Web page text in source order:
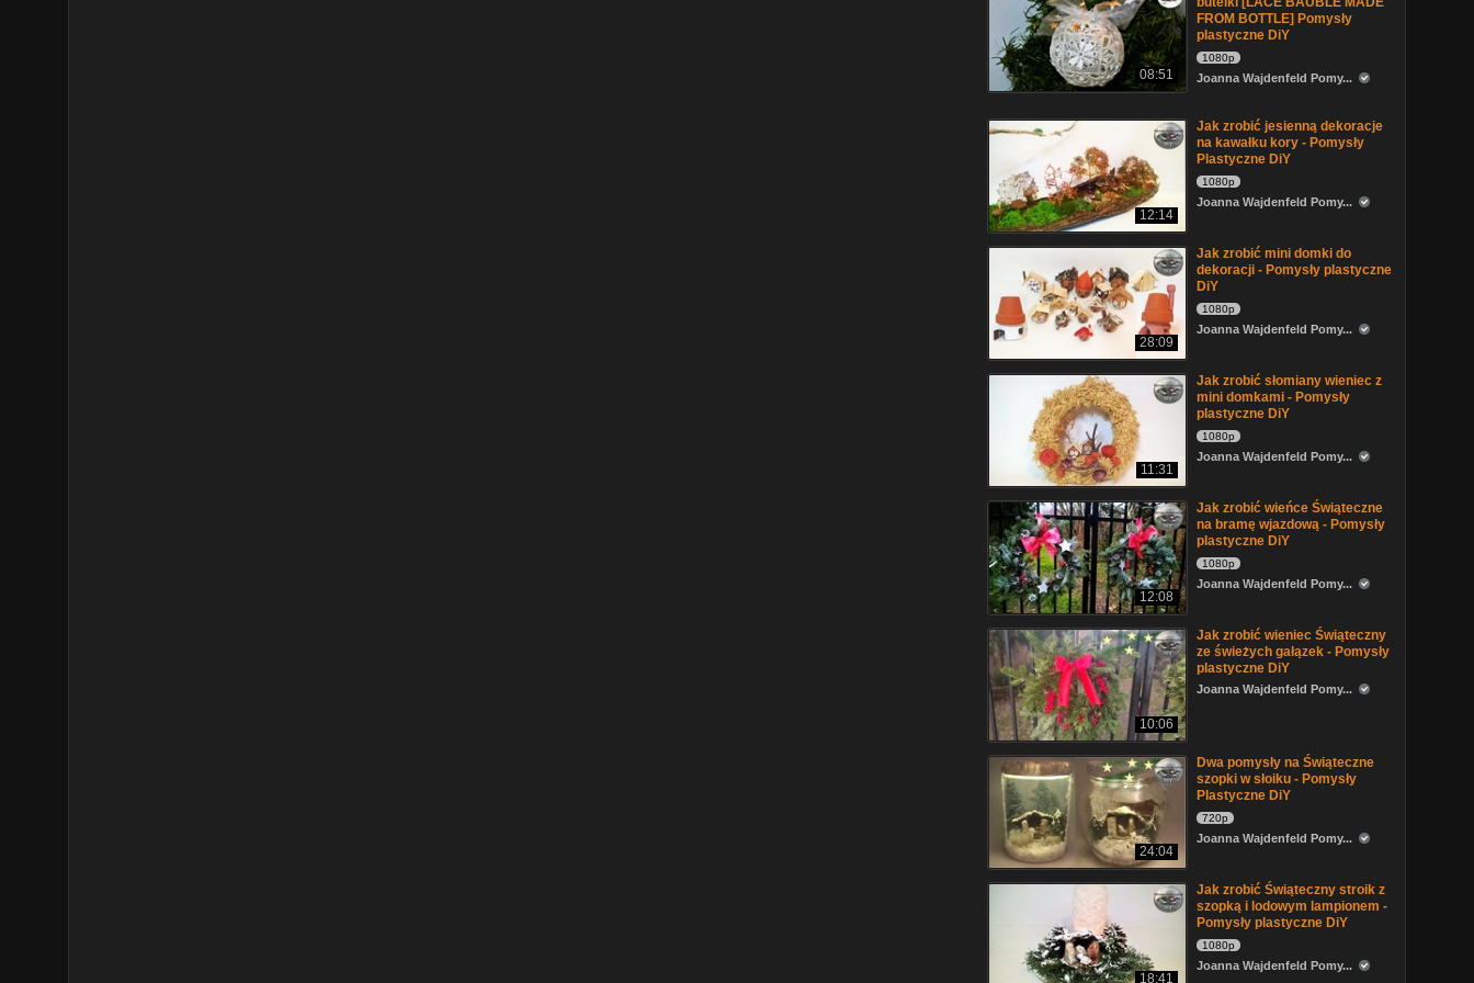
08:51
FROM BOTTLE] Pomysły
plastyczne DiY
1080p
Joanna Wajdenfeld Pomy...
12:14
Jak zrobić jesienną dekoracje
na kawałku kory - Pomysły
Plastyczne DiY
1080p
Joanna Wajdenfeld Pomy...
28:09
Jak zrobić mini domki do
dekoracji - Pomysły plastyczne
DiY
1080p
Joanna Wajdenfeld Pomy...
11:31
Jak zrobić słomiany wieniec z
mini domkami - Pomysły
plastyczne DiY
1080p
Joanna Wajdenfeld Pomy...
12:08
Jak zrobić wieńce Świąteczne
na bramę wjazdową - Pomysły
plastyczne DiY
1080p
Joanna Wajdenfeld Pomy...
10:06
Jak zrobić wieniec Świąteczny
ze świeżych gałązek - Pomysły
plastyczne DiY
Joanna Wajdenfeld Pomy...
24:04
Dwa pomysły na Świąteczne
szopki w słoiku - Pomysły
Plastyczne DiY
720p
Joanna Wajdenfeld Pomy...
18:41
Jak zrobić Świąteczny stroik z
szopką i lodowym lampionem -
Pomysły plastyczne DiY
1080p
Joanna Wajdenfeld Pomy...